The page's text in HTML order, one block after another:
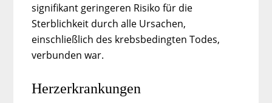
signifikant geringeren Risiko für die
Sterblichkeit durch alle Ursachen,
einschließlich des krebsbedingten Todes,
verbunden war.
Herzerkrankungen